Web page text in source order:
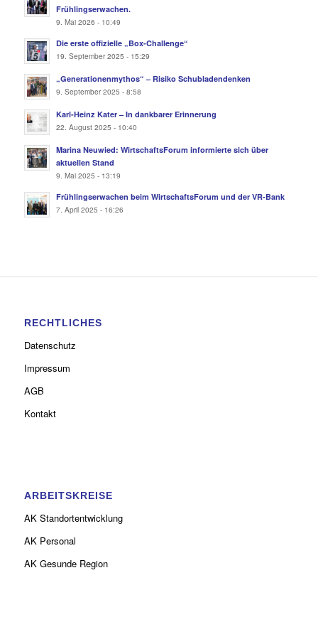
Frühlingserwachen.
9. Mai 2026 - 10:49
Die erste offizielle „Box-Challenge“
19. September 2025 - 15:29
„Generationenmythos“ – Risiko Schubladendenken
9. September 2025 - 8:58
Karl-Heinz Kater – In dankbarer Erinnerung
22. August 2025 - 10:40
Marina Neuwied: WirtschaftsForum informierte sich über
aktuellen Stand
9. Mai 2025 - 13:19
Frühlingserwachen beim WirtschaftsForum und der VR-Bank
7. April 2025 - 16:26
RECHTLICHES
Datenschutz
Impressum
AGB
Kontakt
ARBEITSKREISE
AK Standortentwicklung
AK Personal
AK Gesunde Region